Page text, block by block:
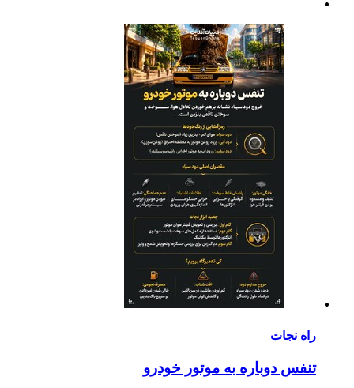
راه نجات
تنفس دوباره به موتور خودرو